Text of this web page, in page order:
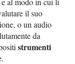
il suo
o un audio
da
strumenti